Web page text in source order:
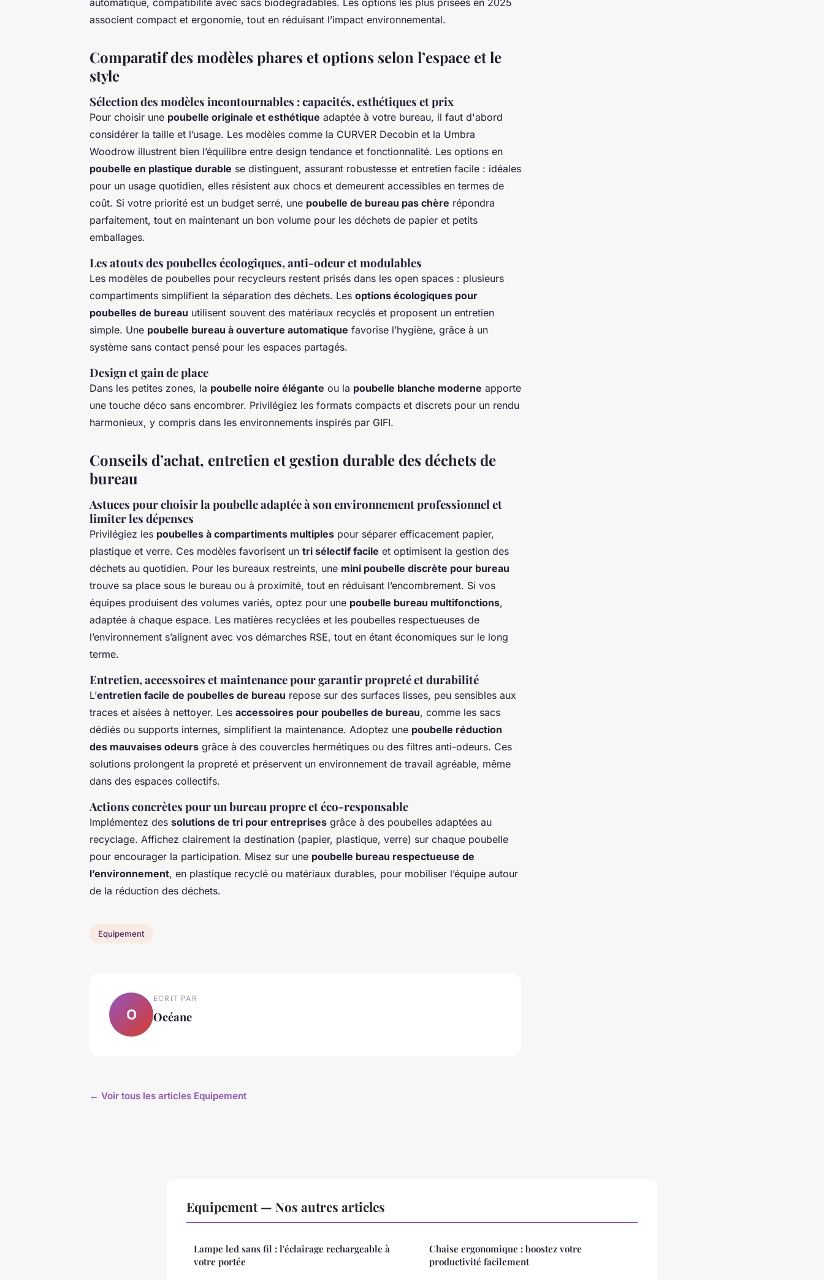
associent compact et ergonomie, tout en réduisant l’impact environnemental.
Comparatif des modèles phares et options selon l’espace et le
style
Sélection des modèles incontournables : capacités, esthétiques et prix
Pour choisir une poubelle originale et esthétique adaptée à votre bureau, il faut d'abord
considérer la taille et l’usage. Les modèles comme la CURVER Decobin et la Umbra
Woodrow illustrent bien l’équilibre entre design tendance et fonctionnalité. Les options en
poubelle en plastique durable se distinguent, assurant robustesse et entretien facile : idéales
pour un usage quotidien, elles résistent aux chocs et demeurent accessibles en termes de
coût. Si votre priorité est un budget serré, une poubelle de bureau pas chère répondra
parfaitement, tout en maintenant un bon volume pour les déchets de papier et petits
emballages.
Les atouts des poubelles écologiques, anti-odeur et modulables
Les modèles de poubelles pour recycleurs restent prisés dans les open spaces : plusieurs
compartiments simplifient la séparation des déchets. Les options écologiques pour
poubelles de bureau utilisent souvent des matériaux recyclés et proposent un entretien
simple. Une poubelle bureau à ouverture automatique favorise l’hygiène, grâce à un
système sans contact pensé pour les espaces partagés.
Design et gain de place
Dans les petites zones, la poubelle noire élégante ou la poubelle blanche moderne apporte
une touche déco sans encombrer. Privilégiez les formats compacts et discrets pour un rendu
harmonieux, y compris dans les environnements inspirés par GIFI.
Conseils d’achat, entretien et gestion durable des déchets de
bureau
Astuces pour choisir la poubelle adaptée à son environnement professionnel et
limiter les dépenses
Privilégiez les poubelles à compartiments multiples pour séparer efficacement papier,
plastique et verre. Ces modèles favorisent un tri sélectif facile et optimisent la gestion des
déchets au quotidien. Pour les bureaux restreints, une mini poubelle discrète pour bureau
trouve sa place sous le bureau ou à proximité, tout en réduisant l’encombrement. Si vos
équipes produisent des volumes variés, optez pour une poubelle bureau multifonctions,
adaptée à chaque espace. Les matières recyclées et les poubelles respectueuses de
l’environnement s’alignent avec vos démarches RSE, tout en étant économiques sur le long
terme.
Entretien, accessoires et maintenance pour garantir propreté et durabilité
L’entretien facile de poubelles de bureau repose sur des surfaces lisses, peu sensibles aux
traces et aisées à nettoyer. Les accessoires pour poubelles de bureau, comme les sacs
dédiés ou supports internes, simplifient la maintenance. Adoptez une poubelle réduction
des mauvaises odeurs grâce à des couvercles hermétiques ou des filtres anti-odeurs. Ces
solutions prolongent la propreté et préservent un environnement de travail agréable, même
dans des espaces collectifs.
Actions concrètes pour un bureau propre et éco-responsable
Implémentez des solutions de tri pour entreprises grâce à des poubelles adaptées au
recyclage. Affichez clairement la destination (papier, plastique, verre) sur chaque poubelle
pour encourager la participation. Misez sur une poubelle bureau respectueuse de
l’environnement, en plastique recyclé ou matériaux durables, pour mobiliser l’équipe autour
de la réduction des déchets.
Equipement
O
ECRIT PAR
Océane
← Voir tous les articles Equipement
Equipement — Nos autres articles
Lampe led sans fil : l'éclairage rechargeable à
votre portée
Chaise ergonomique : boostez votre
productivité facilement